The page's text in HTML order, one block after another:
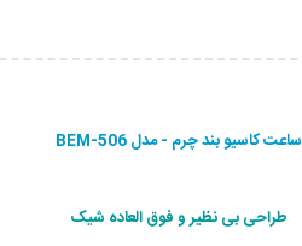
ساعت کاسیو بند چرم - مدل BEM-506
طراحی بی نظیر و فوق العاده شیک